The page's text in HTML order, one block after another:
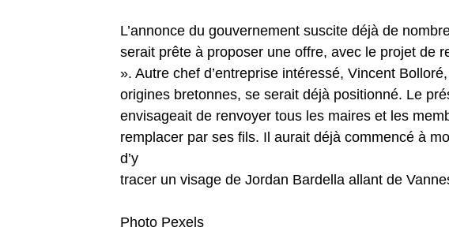
L’annonce du gouvernement suscite déjà de
serait prête à proposer une offre, avec le projet de
». Autre chef d’entreprise intéressé, Vincent
origines bretonnes, se serait déjà positionné. Le
envisageait de renvoyer tous les maires et les
remplacer par ses fils. Il aurait déjà commencé à
d’y
tracer un visage de Jordan Bardella allant de
Photo Pexels